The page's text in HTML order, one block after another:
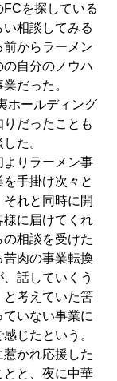
を探している
相談してみる
からラーメン
自分のノウハ
だった。
ホールディング
だったことも
た。
りラーメン事
手掛け次々と
れと同時に開
に届けてくれ
相談を受けた
肉の事業転換
話していくう
と考えていた筈
いない事業に
じたという。
惹かれ応援した
とと、夜に中華